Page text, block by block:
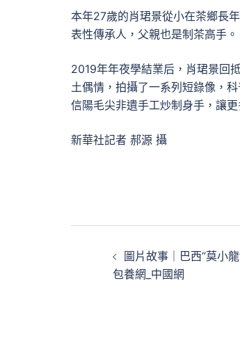
本年27歲的肖珺景從小在茶鄉長
表性傳承人，父親也是制茶高手。
2019年年夜學結業后，肖珺景回
土偶情，拍攝了一系列短錄像，
信陽毛尖非遺手工炒制身手，讓
新華社記者 郝源 攝
圖片故事｜巴西“莫小
包養網_中國網